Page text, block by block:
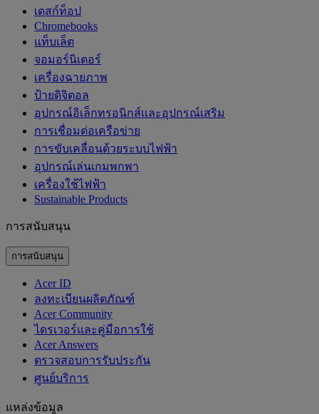
เดสก์ท็อป
Chromebooks
แท็บเล็ต
จอมอร์นิเตอร์
เครื่องฉายภาพ
ป้ายดิจิตอล
อุปกรณ์อิเล็กทรอนิกส์และอุปกรณ์เสริม
การเชื่อมต่อเครือข่าย
การขับเคลื่อนด้วยระบบไฟฟ้า
อุปกรณ์เล่นเกมพกพา
เครื่องใช้ไฟฟ้า
‌Sustainable Products
การสนับสนุน
การสนับสนุน
Acer ID
ลงทะเบียนผลิตภัณฑ์
Acer Community
ไดรเวอร์และคู่มือการใช้
Acer Answers
ตรวจสอบการรับประกัน
ศูนย์บริการ
แหล่งข้อมูล